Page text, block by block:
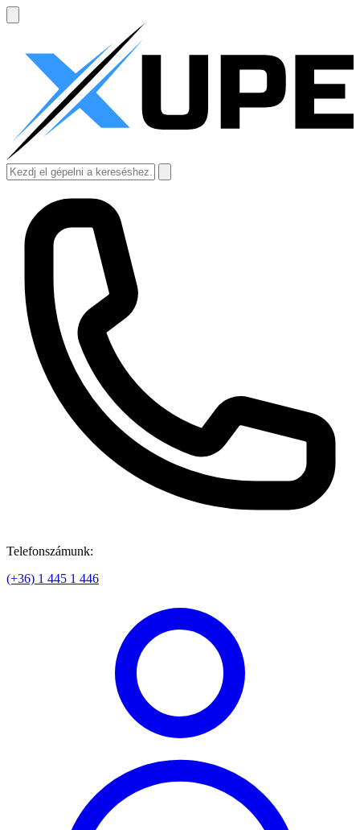
Telefonszámunk:
(+36) 1 445 1 446